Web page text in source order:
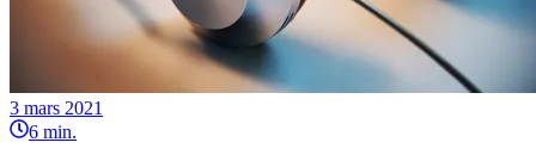
3 mars 2021
6 min.